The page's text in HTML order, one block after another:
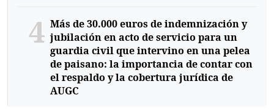
4 Más de 30.000 euros de indemnización y
jubilación en acto de servicio para un
guardia civil que intervino en una pelea
de paisano: la importancia de contar con
el respaldo y la cobertura jurídica de
AUGC